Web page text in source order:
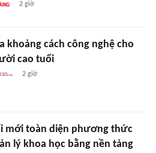
2 giờ
khoảng cách công nghệ cho
cao tuổi
2 giờ
mới toàn diện phương thức
lý khoa học bằng nền tảng